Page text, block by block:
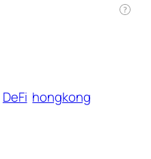
DeFi hongkong